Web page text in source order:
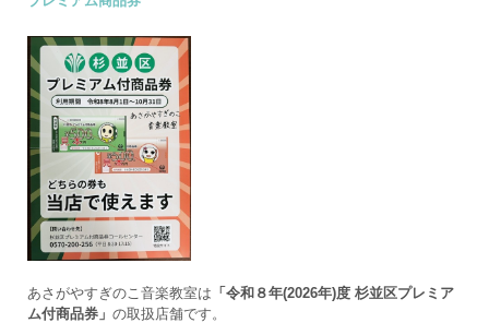
あさがやすぎのこ音楽教室は 「令和８年(2026年)度 杉並区プレミア
ム付商品券」 の取扱店舗です。